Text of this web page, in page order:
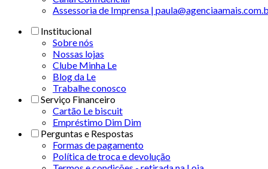
Assessoria de Imprensa |
Institucional
Sobre nós
Nossas lojas
Clube Minha Le
Blog da Le
Trabalhe conosco
Serviço Financeiro
Cartão Le biscuit
Empréstimo Dim Dim
Perguntas e Respostas
Formas de pagamento
Política de troca e devolução